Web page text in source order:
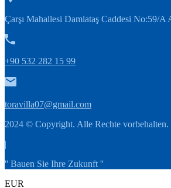
Çarşı Mahallesi Damlataş Caddesi No:59/A
+90 532 282 15 99
toravilla07@gmail.com
2024 © Copyright. Alle Rechte vorbehalten.
|
'' Bauen Sie Ihre Zukunft ''
EUR